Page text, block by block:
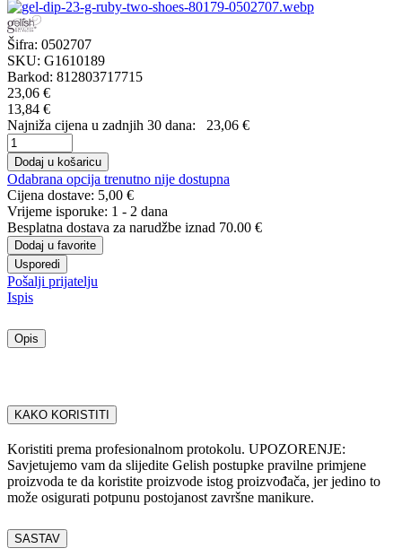
Šifra: 0502707
SKU: G1610189
Barkod: 812803717715
23,06 €
13,84 €
Najniža cijena u zadnjih 30 dana: 23,06 €
Dodaj u košaricu
Odabrana opcija trenutno nije dostupna
Cijena dostave: 5,00 €
Vrijeme isporuke: 1 - 2 dana
Besplatna dostava za narudžbe iznad 70.00 €
Dodaj u favorite
Usporedi
Pošalji prijatelju
Ispis
Opis
KAKO KORISTITI
Koristiti prema profesionalnom protokolu. UPOZORENJE:
Savjetujemo vam da slijedite Gelish postupke pravilne primjene
proizvoda te da koristite proizvode istog proizvođača, jer jedino to
može osigurati potpunu postojanost završne manikure.
SASTAV